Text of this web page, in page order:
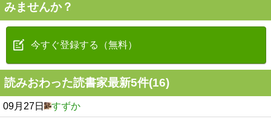
みませんか？
今すぐ登録する（無料）
読みおわった読書家最新5件(16)
09月27日 すずか